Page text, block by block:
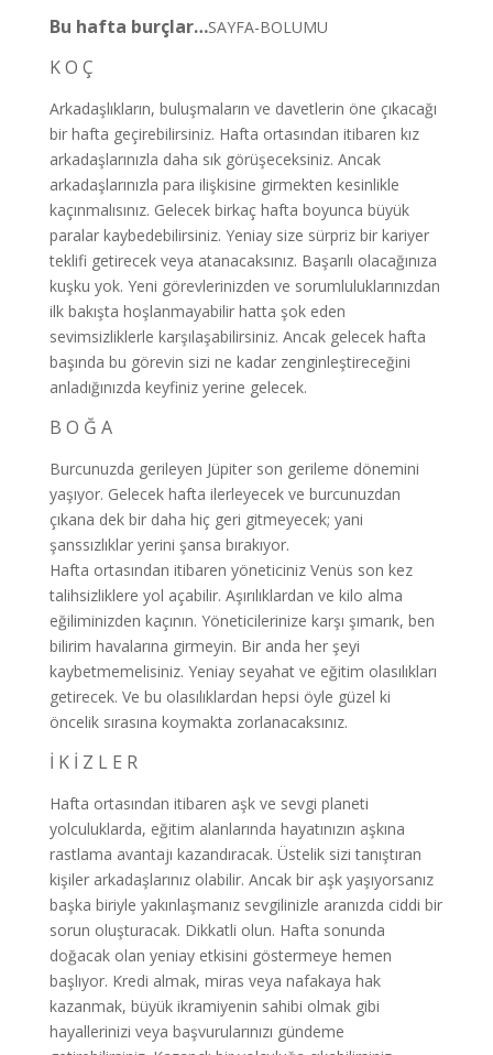
Bu hafta burçlar…SAYFA-BOLUMU
K O Ç
Arkadaşlıkların, buluşmaların ve davetlerin öne çıkacağı
bir hafta geçirebilirsiniz. Hafta ortasından itibaren kız
arkadaşlarınızla daha sık görüşeceksiniz. Ancak
arkadaşlarınızla para ilişkisine girmekten kesinlikle
kaçınmalısınız. Gelecek birkaç hafta boyunca büyük
paralar kaybedebilirsiniz. Yeniay size sürpriz bir kariyer
teklifi getirecek veya atanacaksınız. Başarılı olacağınıza
kuşku yok. Yeni görevlerinizden ve sorumluluklarınızdan
ilk bakışta hoşlanmayabilir hatta şok eden
sevimsizliklerle karşılaşabilirsiniz. Ancak gelecek hafta
başında bu görevin sizi ne kadar zenginleştireceğini
anladığınızda keyfiniz yerine gelecek.
B O Ğ A
Burcunuzda gerileyen Jüpiter son gerileme dönemini
yaşıyor. Gelecek hafta ilerleyecek ve burcunuzdan
çıkana dek bir daha hiç geri gitmeyecek; yani
şanssızlıklar yerini şansa bırakıyor.
Hafta ortasından itibaren yöneticiniz Venüs son kez
talihsizliklere yol açabilir. Aşırılıklardan ve kilo alma
eğiliminizden kaçının. Yöneticilerinize karşı şımarık, ben
bilirim havalarına girmeyin. Bir anda her şeyi
kaybetmemelisiniz. Yeniay seyahat ve eğitim olasılıkları
getirecek. Ve bu olasılıklardan hepsi öyle güzel ki
öncelik sırasına koymakta zorlanacaksınız.
İ K İ Z L E R
Hafta ortasından itibaren aşk ve sevgi planeti
yolculuklarda, eğitim alanlarında hayatınızın aşkına
rastlama avantajı kazandıracak. Üstelik sizi tanıştıran
kişiler arkadaşlarınız olabilir. Ancak bir aşk yaşıyorsanız
başka biriyle yakınlaşmanız sevgilinizle aranızda ciddi bir
sorun oluşturacak. Dikkatli olun. Hafta sonunda
doğacak olan yeniay etkisini göstermeye hemen
başlıyor. Kredi almak, miras veya nafakaya hak
kazanmak, büyük ikramiyenin sahibi olmak gibi
hayallerinizi veya başvurularınızı gündeme